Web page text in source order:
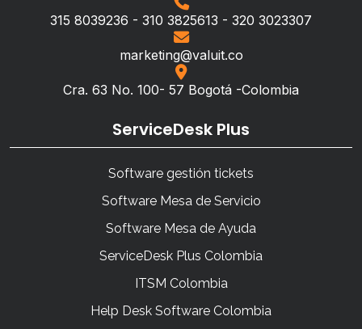
315 8039236 - 310 3825613 - 320 3023307
marketing@valuit.co
Cra. 63 No. 100- 57 Bogotá -Colombia
ServiceDesk Plus
Software gestión tickets
Software Mesa de Servicio
Software Mesa de Ayuda
ServiceDesk Plus Colombia
ITSM Colombia
Help Desk Software Colombia